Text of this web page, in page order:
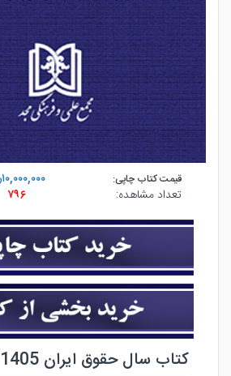
قیمت کتاب چاپی:
۱۰,۰۰۰,۰۰۰ريال
تعداد مشاهده:
۷۹۶
کتاب سال حقوق ایران 1405